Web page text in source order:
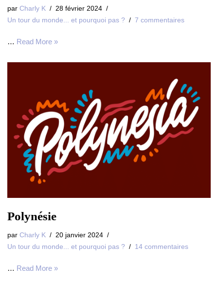
par Charly K
28 février 2024
Un tour du monde... et pourquoi pas ?
7 commentaires
… Read More »
Polynésie
par Charly K
20 janvier 2024
Un tour du monde... et pourquoi pas ?
14 commentaires
… Read More »